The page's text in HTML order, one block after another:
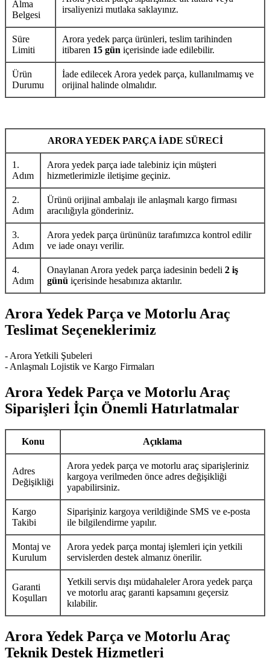
Alma
Belgesi
irsaliyenizi mutlaka saklayınız.
Süre
Limiti
Arora yedek parça ürünleri, teslim tarihinden
itibaren 15 gün içerisinde iade edilebilir.
Ürün
Durumu
İade edilecek Arora yedek parça, kullanılmamış ve
orijinal halinde olmalıdır.
ARORA YEDEK PARÇA İADE SÜRECİ
1.
Adım
Arora yedek parça iade talebiniz için müşteri
hizmetlerimizle iletişime geçiniz.
2.
Adım
Ürünü orijinal ambalajı ile anlaşmalı kargo firması
aracılığıyla gönderiniz.
3.
Adım
Arora yedek parça ürününüz tarafımızca kontrol edilir
ve iade onayı verilir.
4.
Adım
Onaylanan Arora yedek parça iadesinin bedeli 2 iş
günü içerisinde hesabınıza aktarılır.
Arora Yedek Parça ve Motorlu Araç
Teslimat Seçeneklerimiz
- Arora Yetkili Şubeleri
- Anlaşmalı Lojistik ve Kargo Firmaları
Arora Yedek Parça ve Motorlu Araç
Siparişleri İçin Önemli Hatırlatmalar
Konu Açıklama
Adres
Değişikliği
Arora yedek parça ve motorlu araç siparişleriniz
kargoya verilmeden önce adres değişikliği
yapabilirsiniz.
Kargo
Takibi
Siparişiniz kargoya verildiğinde SMS ve e-posta
ile bilgilendirme yapılır.
Montaj ve
Kurulum
Arora yedek parça montaj işlemleri için yetkili
servislerden destek almanız önerilir.
Garanti
Koşulları
Yetkili servis dışı müdahaleler Arora yedek parça
ve motorlu araç garanti kapsamını geçersiz
kılabilir.
Arora Yedek Parça ve Motorlu Araç
Teknik Destek Hizmetleri